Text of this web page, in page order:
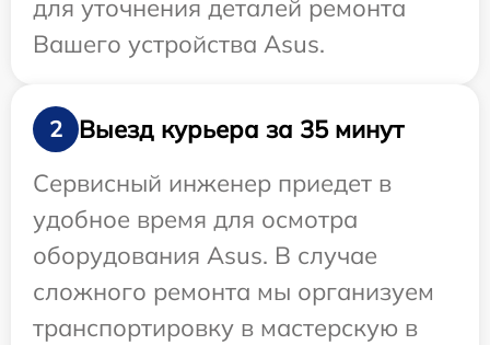
для уточнения деталей ремонта
Вашего устройства Asus.
2
Выезд курьера за 35 минут
Сервисный инженер приедет в
удобное время для осмотра
оборудования Asus. В случае
сложного ремонта мы организуем
транспортировку в мастерскую в